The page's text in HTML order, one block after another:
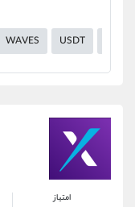
WAVES USDT
امتیاز